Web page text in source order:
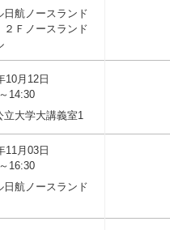
日航ノースランド
Ｆノースランド
10月12日
14:30
立大学大講義室1
11月03日
16:30
日航ノースランド